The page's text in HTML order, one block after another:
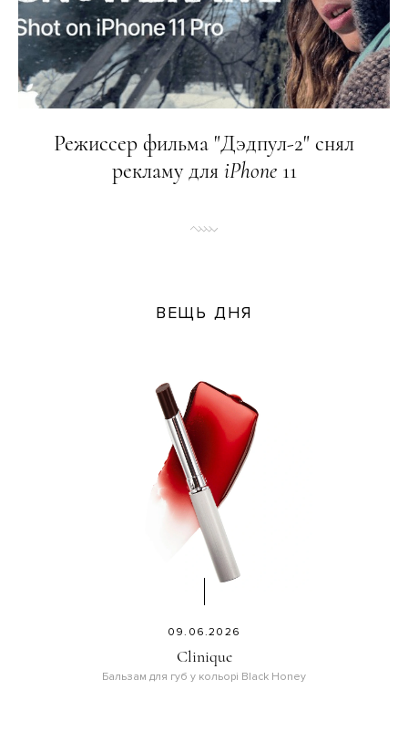
Режиссер фильма "Дэдпул-2" снял
рекламу для iPhone11
ВЕЩЬ ДНЯ
09.06.2026
Clinique
Бальзам для губ у кольорі Black Honey